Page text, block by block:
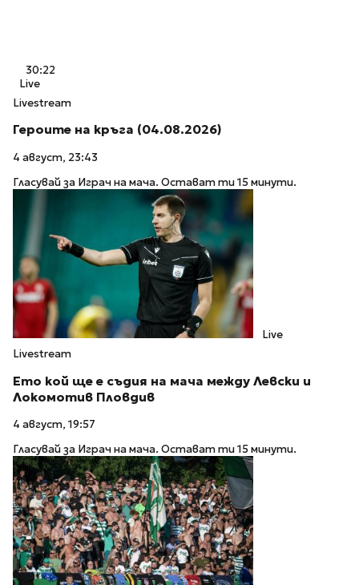
30:22
Live
Livestream
Героите на кръга (04.08.2026)
4 август, 23:43
Гласувай за Играч на мача. Остават ти 15 минути.
Live
Livestream
Ето кой ще е съдия на мача между Левски и
Локомотив Пловдив
4 август, 19:57
Гласувай за Играч на мача. Остават ти 15 минути.